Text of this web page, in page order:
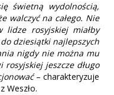
świetną wydolnością,
walczyć na całego. Nie
rosyjskiej miałby
dziesiątki najlepszych
nigdy nie można mu
rosyjskiej jeszcze długo
– charakteryzuje
Weszło.